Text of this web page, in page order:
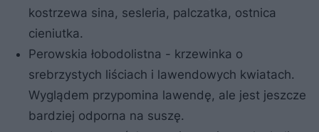
kostrzewa sina, sesleria, palczatka, ostnica
cieniutka.
Perowskia łobodolistna - krzewinka o
srebrzystych liściach i lawendowych kwiatach.
Wyglądem przypomina lawendę, ale jest jeszcze
bardziej odporna na suszę.